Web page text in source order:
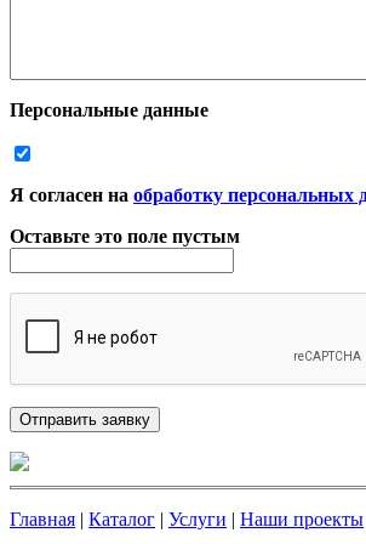
Персональные данные
Я согласен на обработку персональных
Оставьте это поле пустым
Главная | Каталог | Услуги | Наши проекты